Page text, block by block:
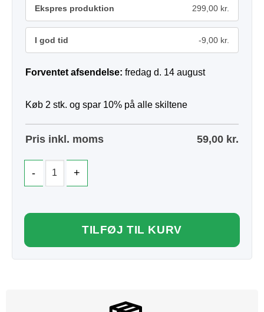
Ekspres produktion 299,00 kr.
I god tid -9,00 kr.
Forventet afsendelse: fredag d. 14 august
Køb 2 stk. og spar 10% på alle skiltene
Pris inkl. moms 59,00 kr.
TILFØJ TIL KURV